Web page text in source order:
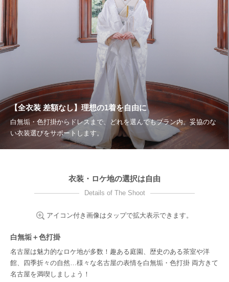
【全衣装 差額なし】理想の1着を自由に
白無垢・色打掛からドレスまで、どれを選んでもプラン内。妥協のな
い衣装選びをサポートします。
衣装・ロケ地の選択は自由
Details of The Shoot
アイコン付き画像はタップで拡大表示できます。
白無垢＋色打掛
名古屋は魅力的なロケ地が多数！趣ある庭園、歴史のある茶室や洋
館、四季折々の自然…様々な名古屋の表情を白無垢・色打掛 両方きて
名古屋を満喫しましょう！